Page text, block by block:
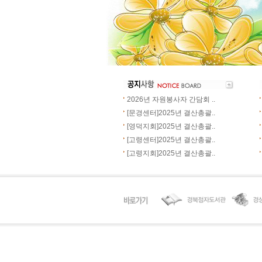
2026년 자원봉사자 간담회 ..
[문경센터]2025년 결산총괄..
[영덕지회]2025년 결산총괄..
[고령센터]2025년 결산총괄..
[고령지회]2025년 결산총괄..